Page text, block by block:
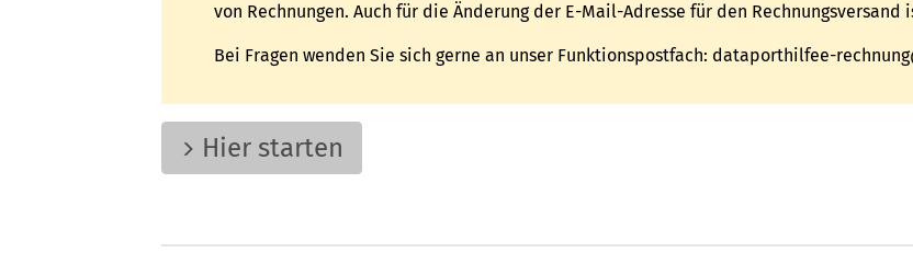
von Rechnungen. Auch für die Änderung der E-Mail-Adresse für den
Bei Fragen wenden Sie sich gerne an unser Funktionspostfach: dataporthilfee-
Hier starten